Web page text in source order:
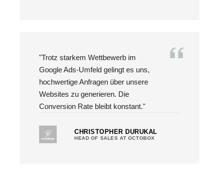
"Trotz starkem Wettbewerb im
Google Ads-Umfeld gelingt es uns,
hochwertige Anfragen über unsere
Websites zu generieren. Die
Conversion Rate bleibt konstant."
CHRISTOPHER DURUKAL
HEAD OF SALES AT OCTOBOX